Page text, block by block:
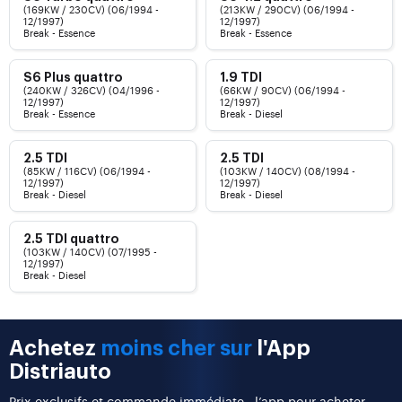
(169KW / 230CV) (06/1994 -
12/1997)
Break - Essence
(213KW / 290CV) (06/1994 -
12/1997)
Break - Essence
S6 Plus quattro
(240KW / 326CV) (04/1996 -
12/1997)
Break - Essence
1.9 TDI
(66KW / 90CV) (06/1994 -
12/1997)
Break - Diesel
2.5 TDI
(85KW / 116CV) (06/1994 -
12/1997)
Break - Diesel
2.5 TDI
(103KW / 140CV) (08/1994 -
12/1997)
Break - Diesel
2.5 TDI quattro
(103KW / 140CV) (07/1995 -
12/1997)
Break - Diesel
Achetez moins cher sur l'App
Distriauto